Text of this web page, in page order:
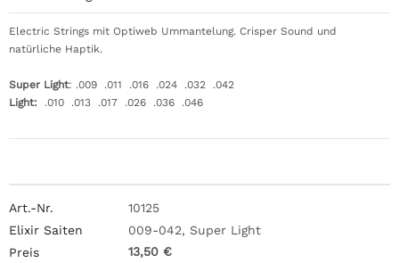
10125
009-042, Super Light
13,50 €
Electric Strings mit Optiweb Ummantelung. Crisper Sound und
natürliche Haptik.
Super Light: .009 .011 .016 .024 .032 .042
Light: .010 .013 .017 .026 .036 .046